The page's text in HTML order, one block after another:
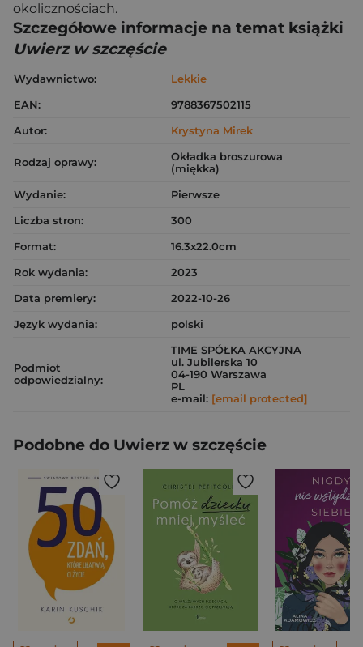
okolicznościach.
Szczegółowe informacje na temat książki
Uwierz w szczęście
Wydawnictwo:
Lekkie
EAN:
9788367502115
Autor:
Krystyna Mirek
Rodzaj oprawy:
Okładka broszurowa
(miękka)
Wydanie:
Pierwsze
Liczba stron:
300
Format:
16.3x22.0cm
Rok wydania:
2023
Data premiery:
2022-10-26
Język wydania:
polski
Podmiot
odpowiedzialny:
TIME SPÓŁKA AKCYJNA
ul. Jubilerska 10
04-190 Warszawa
PL
e-mail: [email protected]
Podobne do Uwierz w szczęście